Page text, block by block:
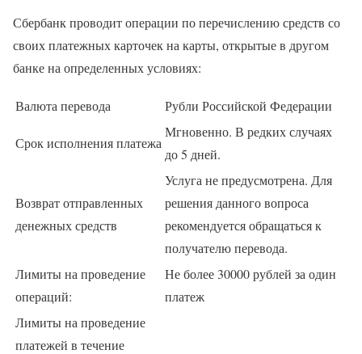
Сбербанк проводит операции по перечислению средств со
своих платежных карточек на карты, открытые в другом
банке на определенных условиях:
Валюта перевода Рубли Российской Федерации
Срок исполнения платежа
Мгновенно. В редких случаях
до 5 дней.
Возврат отправленных
денежных средств
Услуга не предусмотрена. Для
решения данного вопроса
рекомендуется обращаться к
получателю перевода.
Лимиты на проведение
операций:
Не более 30000 рублей за один
платеж
Лимиты на проведение
платежей в течение